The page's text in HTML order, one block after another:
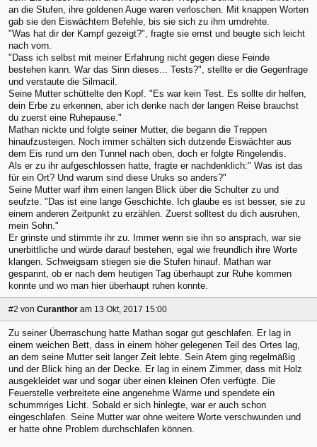
an die Stufen, ihre goldenen Auge waren verloschen. Mit knappen Worten
gab sie den Eiswächtern Befehle, bis sie sich zu ihm umdrehte.
"Was hat dir der Kampf gezeigt?", fragte sie ernst und beugte sich leicht
nach vorn.
"Dass ich selbst mit meiner Erfahrung nicht gegen diese Feinde
bestehen kann. War das Sinn dieses... Tests?", stellte er die Gegenfrage
und verstaute die Silmacil.
Seine Mutter schüttelte den Kopf. "Es war kein Test. Es sollte dir helfen,
dein Erbe zu erkennen, aber ich denke nach der langen Reise brauchst
du zuerst eine Ruhepause."
Mathan nickte und folgte seiner Mutter, die begann die Treppen
hinaufzusteigen. Noch immer schälten sich dutzende Eiswächter aus
dem Eis rund um den Tunnel nach oben, doch er folgte Ringelendis.
Als er zu ihr aufgeschlossen hatte, fragte er nachdenklich:" Was ist das
für ein Ort? Und warum sind diese Uruks so anders?"
Seine Mutter warf ihm einen langen Blick über die Schulter zu und
seufzte. "Das ist eine lange Geschichte. Ich glaube es ist besser, sie zu
einem anderen Zeitpunkt zu erzählen. Zuerst solltest du dich ausruhen,
mein Sohn."
Er grinste und stimmte ihr zu. Immer wenn sie ihn so ansprach, war sie
unerbittliche und würde darauf bestehen, egal wie freundlich ihre Worte
klangen. Schweigsam stiegen sie die Stufen hinauf. Mathan war
gespannt, ob er nach dem heutigen Tag überhaupt zur Ruhe kommen
konnte und wo man hier überhaupt ruhen konnte.
#2 von Curanthor am 13 Okt, 2017 15:00
Zu seiner Überraschung hatte Mathan sogar gut geschlafen. Er lag in
einem weichen Bett, dass in einem höher gelegenen Teil des Ortes lag,
an dem seine Mutter seit langer Zeit lebte. Sein Atem ging regelmäßig
und der Blick hing an der Decke. Er lag in einem Zimmer, dass mit Holz
ausgekleidet war und sogar über einen kleinen Ofen verfügte. Die
Feuerstelle verbreitete eine angenehme Wärme und spendete ein
schummriges Licht. Sobald er sich hinlegte, war er auch schon
eingeschlafen. Seine Mutter war ohne weitere Worte verschwunden und
er hatte ohne Problem durchschlafen können.